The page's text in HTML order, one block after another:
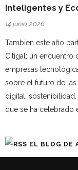
Inteligentes y
14 junio, 2026
Tambien este año
Citigal; un encuentro
empresas
sobre el futuro de
digital,
que se ha celebrado
EL BLOG DE